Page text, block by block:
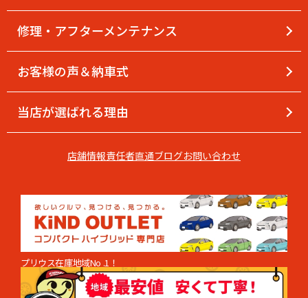
修理・アフターメンテナンス
お客様の声＆納車式
当店が選ばれる理由
店舗情報責任者直通ブログお問い合わせ
プリウス在庫地域No .1！